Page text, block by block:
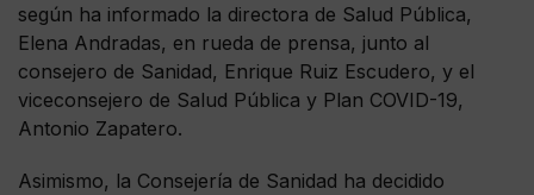
según ha informado la directora de Salud Pública,
Elena Andradas, en rueda de prensa, junto al
consejero de Sanidad, Enrique Ruiz Escudero, y el
viceconsejero de Salud Pública y Plan COVID-19,
Antonio Zapatero.
Asimismo, la Consejería de Sanidad ha decidido